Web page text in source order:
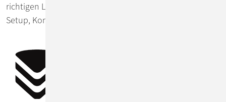
richtigen Lösung. Wir unterstützen bei Systemplanung,
Setup, Konfiguration und Anbindung.